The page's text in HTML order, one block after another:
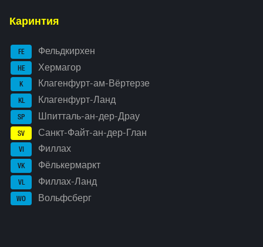
Каринтия
FE Фельдкирхен
HE Хермагор
K Клагенфурт-ам-Вёртерзе
KL Клагенфурт-Ланд
SP Шпитталь-ан-дер-Драу
SV Санкт-Файт-ан-дер-Глан
VI Филлах
VK Фёлькермаркт
VL Филлах-Ланд
WO Вольфсберг